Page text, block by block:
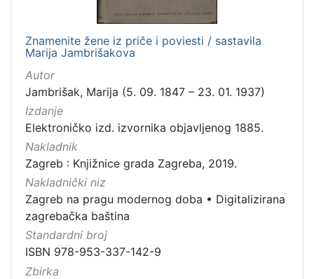
Znamenite žene iz priče i poviesti / sastavila
Marija Jambrišakova
Autor
Jambrišak, Marija (5. 09. 1847 – 23. 01. 1937)
Izdanje
Elektroničko izd. izvornika objavljenog 1885.
Nakladnik
Zagreb : Knjižnice grada Zagreba, 2019.
Nakladnički niz
Zagreb na pragu modernog doba • Digitalizirana
zagrebačka baština
Standardni broj
ISBN 978-953-337-142-9
Zbirka